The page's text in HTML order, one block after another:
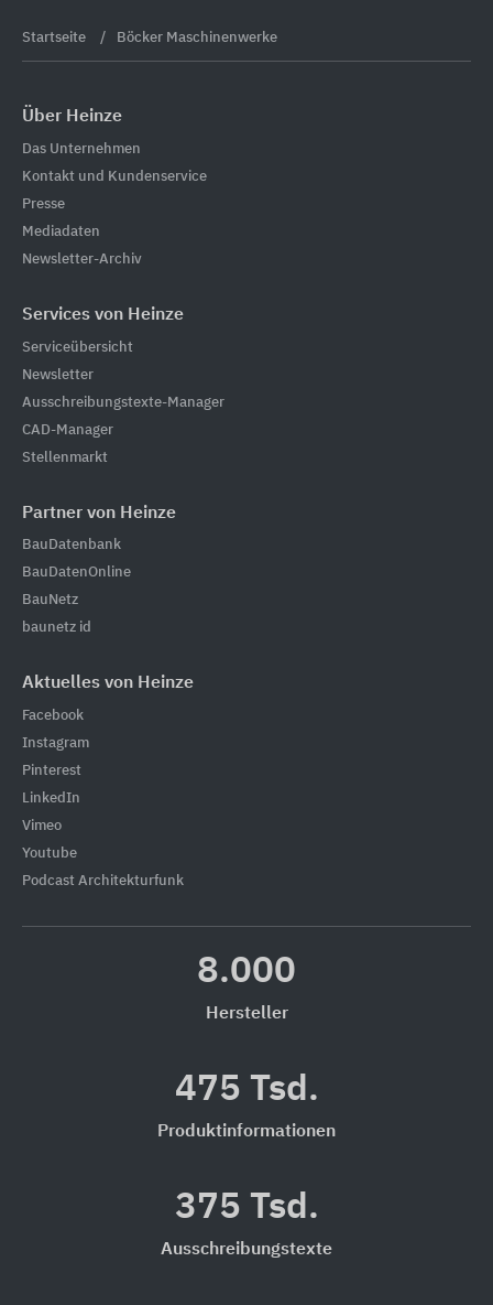
Startseite Böcker Maschinenwerke
Über Heinze
Das Unternehmen
Kontakt und Kundenservice
Presse
Mediadaten
Newsletter-Archiv
Services von Heinze
Serviceübersicht
Newsletter
Ausschreibungstexte-Manager
CAD-Manager
Stellenmarkt
Partner von Heinze
BauDatenbank
BauDatenOnline
BauNetz
baunetz id
Aktuelles von Heinze
Facebook
Instagram
Pinterest
LinkedIn
Vimeo
Youtube
Podcast Architekturfunk
8.000
Hersteller
475 Tsd.
Produktinformationen
375 Tsd.
Ausschreibungstexte